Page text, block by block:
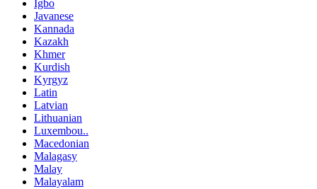
Igbo
Javanese
Kannada
Kazakh
Khmer
Kurdish
Kyrgyz
Latin
Latvian
Lithuanian
Luxembou..
Macedonian
Malagasy
Malay
Malayalam